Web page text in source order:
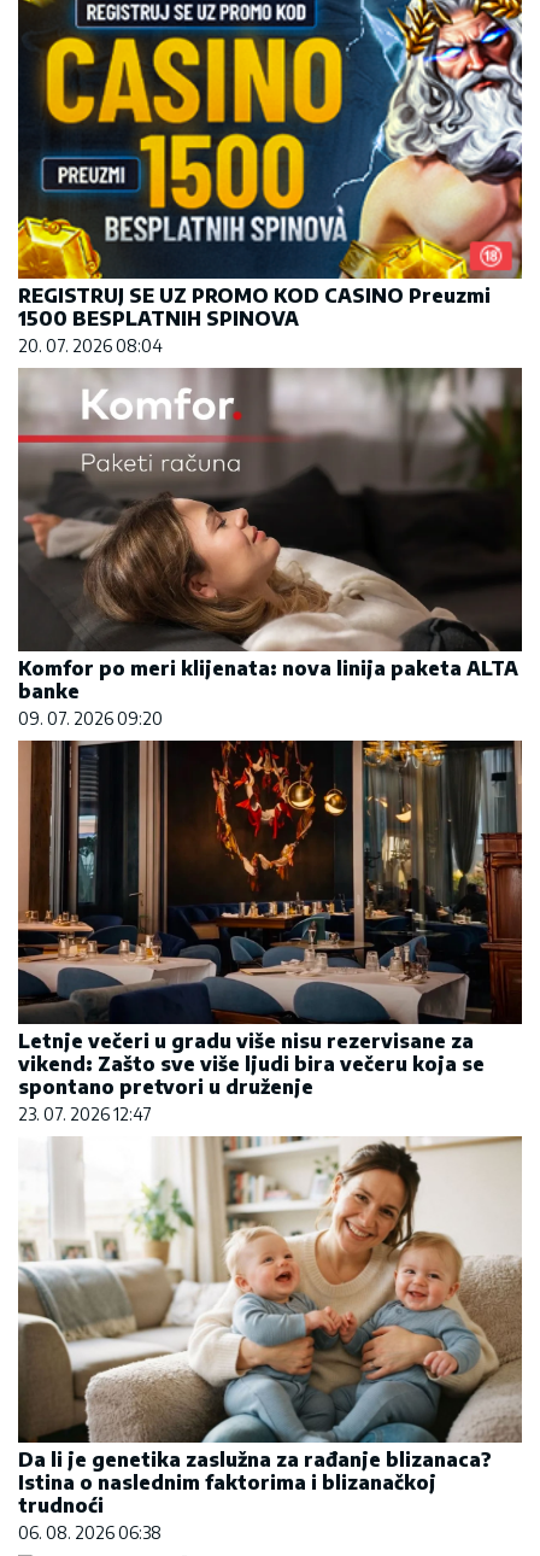
REGISTRUJ SE UZ PROMO KOD CASINO Preuzmi
1500 BESPLATNIH SPINOVA
20. 07. 2026 08:04
Komfor po meri klijenata: nova linija paketa ALTA
banke
09. 07. 2026 09:20
Letnje večeri u gradu više nisu rezervisane za
vikend: Zašto sve više ljudi bira večeru koja se
spontano pretvori u druženje
23. 07. 2026 12:47
Da li je genetika zaslužna za rađanje blizanaca?
Istina o naslednim faktorima i blizanačkoj
trudnoći
06. 08. 2026 06:38